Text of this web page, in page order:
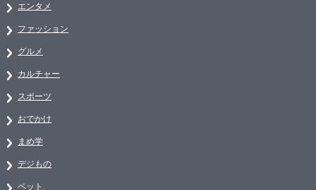
エンタメ
ファッション
グルメ
カルチャー
スポーツ
おでかけ
まめ学
デジもの
ペット